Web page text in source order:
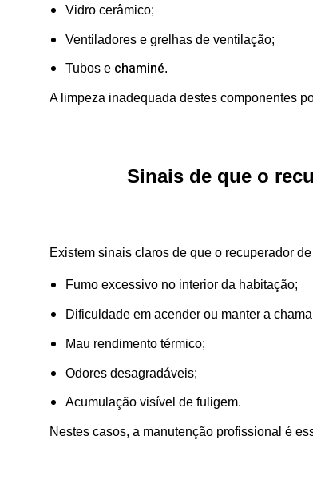
Vidro cerâmico;
Ventiladores e grelhas de ventilação;
Tubos e chaminé.
A limpeza inadequada destes componentes
Sinais de que o
Existem sinais claros de que o recuperador
Fumo excessivo no interior da habitação;
Dificuldade em acender ou manter a
Mau rendimento térmico;
Odores desagradáveis;
Acumulação visível de fuligem.
Nestes casos, a manutenção profissional é